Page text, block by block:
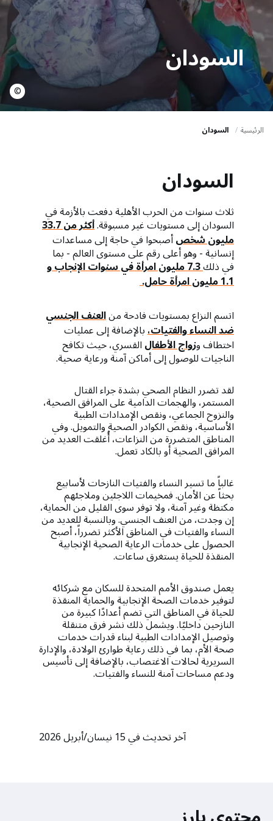
t
i
o
n
السودان
©
الرئيسية السودان
السودان
ثلاث سنوات من الحرب الأهلية دفعت بالأزمة في
السودان إلى مستويات غير مسبوقة. أكثر من 33.7
مليون شخصأصبحوا في حاجة إلى مساعدات
إنسانية - وهو أعلى رقم على مستوى العالم - بما
في ذلك 7.3 مليون امرأة في سنوات الإنجاب و
1.1 مليون امرأة حامل.
اتسم النزاع بمستويات فادحة منالعنف الجنسي
ضد النساء والفتيات،بالإضافة إلى عمليات
اختطاف وزواج الأطفالالقسري، حيث تكافح
الناجيات للوصول إلى أماكن آمنة ورعاية صحية.
لقد تضرر النظام الصحي بشدة جراء القتال
المستمر، والهجمات الدامية على المرافق الصحية،
والنزوح الجماعي، ونقص الإمدادات الطبية
الأساسية، ونقص الكوادر الصحية والتمويل. وفي
المناطق المتضررة من النزاعات، أُغلقت العديد من
المرافق الصحية أو بالكاد تعمل.
غالباً ما تسير النساء والفتيات النازحات لأسابيع
بحثاً عن الأمان. فمخيمات اللاجئين وملاجئهم
مكتظة وغير آمنة، ولا توفر سوى القليل من الحماية،
إن وجدت، من العنف الجنسي. وبالنسبة للعديد من
النساء والفتيات في المناطق الأكثر تضرراً، أصبح
الحصول على خدمات الرعاية الصحية الإنجابية
المنقذة للحياة يستغرق ساعات.
يعمل صندوق الأمم المتحدة للسكان مع شركائه
لتوفير خدمات الصحة الإنجابية والحماية المنقذة
للحياة في المناطق التي تضم أعدادًا كبيرة من
النازحين داخليًا. ويشمل ذلك نشر فرق متنقلة
وتوصيل الإمدادات الطبية لبناء قدرات خدمات
صحة الأم، بما في ذلك رعاية طوارئ الولادة، والإدارة
السريرية لحالات الاغتصاب، بالإضافة إلى تأسيس
ودعم مساحات آمنة للنساء والفتيات.
آخر تحديث في 15 نيسان/أبريل 2026